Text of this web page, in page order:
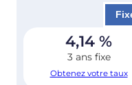
4,14 %
3 ans fixe
Obtenez votre taux